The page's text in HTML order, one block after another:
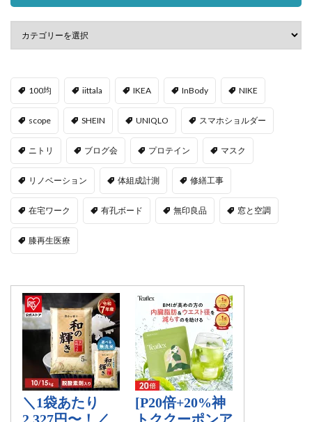
100均 iittala IKEA InBody NIKE
scope SHEIN UNIQLO スマホショルダー
ニトリ ブログ会 プロテイン マスク
リノベーション 体組成計測 修繕工事
在宅ワーク 有孔ボード 無印良品 窓と空調
膝再生医療